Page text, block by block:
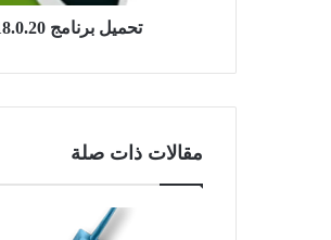
تحميل برنامج PC Reviver 3.18.0.20
مقالات ذات صلة